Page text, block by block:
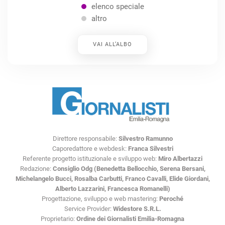
elenco speciale
altro
VAI ALL’ALBO
Direttore responsabile: Silvestro Ramunno
Caporedattore e webdesk: Franca Silvestri
Referente progetto istituzionale e sviluppo web: Miro Albertazzi
Redazione: Consiglio Odg (Benedetta Bellocchio, Serena Bersani,
Michelangelo Bucci, Rosalba Carbutti, Franco Cavalli, Elide Giordani,
Alberto Lazzarini, Francesca Romanelli)
Progettazione, sviluppo e web mastering: Peroché
Service Provider: Widestore S.R.L.
Proprietario: Ordine dei Giornalisti Emilia-Romagna